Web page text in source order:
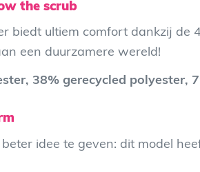
the scrub
biedt ultiem comfort dankzij
een duurzamere wereld!
38% gerecycled polyester,
beter idee te geven: dit model